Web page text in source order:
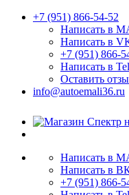
+7 (951) 866-54-52
Написать в
Написать в
+7 (951) 866-
Написать в
Оставить
info@autoemali36.ru
Написать в
Написать в
+7 (951) 866-